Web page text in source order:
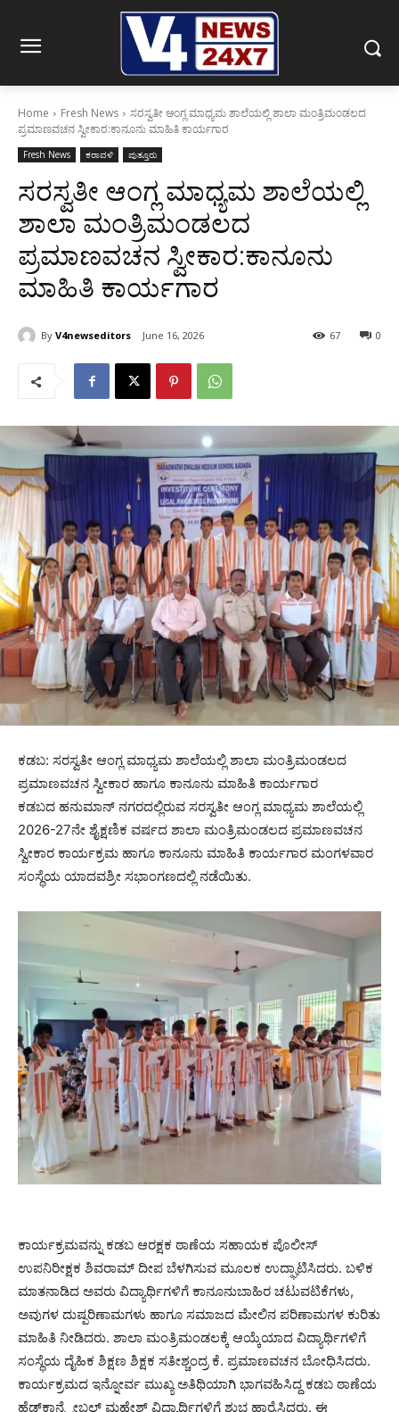
Home Fresh News
ಸರಸ್ವತೀ ಆಂಗ್ಲ ಮಾಧ್ಯಮ ಶಾಲೆಯಲ್ಲಿ ಶಾಲಾ ಮಂತ್ರಿಮಂಡಲದ
ಪ್ರಮಾಣವಚನ ಸ್ವೀಕಾರ:ಕಾನೂನು ಮಾಹಿತಿ ಕಾರ್ಯಗಾರ
Fresh News ಕರಾವಳಿ ಪುತ್ತೂರು
ಸರಸ್ವತೀ ಆಂಗ್ಲ ಮಾಧ್ಯಮ ಶಾಲೆಯಲ್ಲಿ
ಶಾಲಾ ಮಂತ್ರಿಮಂಡಲದ
ಪ್ರಮಾಣವಚನ ಸ್ವೀಕಾರ:ಕಾನೂನು
ಮಾಹಿತಿ ಕಾರ್ಯಗಾರ
By V4newseditors June 16, 2026 0
67
ಕಡಬ: ಸರಸ್ವತೀ ಆಂಗ್ಲ ಮಾಧ್ಯಮ ಶಾಲೆಯಲ್ಲಿ ಶಾಲಾ ಮಂತ್ರಿಮಂಡಲದ
ಪ್ರಮಾಣವಚನ ಸ್ವೀಕಾರ ಹಾಗೂ ಕಾನೂನು ಮಾಹಿತಿ ಕಾರ್ಯಗಾರ
ಕಡಬದ ಹನುಮಾನ್ ನಗರದಲ್ಲಿರುವ ಸರಸ್ವತೀ ಆಂಗ್ಲ ಮಾಧ್ಯಮ ಶಾಲೆಯಲ್ಲಿ
2026-27ನೇ ಶೈಕ್ಷಣಿಕ ವರ್ಷದ ಶಾಲಾ ಮಂತ್ರಿಮಂಡಲದ ಪ್ರಮಾಣವಚನ
ಸ್ವೀಕಾರ ಕಾರ್ಯಕ್ರಮ ಹಾಗೂ ಕಾನೂನು ಮಾಹಿತಿ ಕಾರ್ಯಗಾರ ಮಂಗಳವಾರ
ಸಂಸ್ಥೆಯ ಯಾದವಶ್ರೀ ಸಭಾಂಗಣದಲ್ಲಿ ನಡೆಯಿತು.
ಕಾರ್ಯಕ್ರಮವನ್ನು ಕಡಬ ಆರಕ್ಷಕ ಠಾಣೆಯ ಸಹಾಯಕ ಪೊಲೀಸ್
ಉಪನಿರೀಕ್ಷಕ ಶಿವರಾಮ್ ದೀಪ ಬೆಳಗಿಸುವ ಮೂಲಕ ಉದ್ಘಾಟಿಸಿದರು. ಬಳಿಕ
ಮಾತನಾಡಿದ ಅವರು ವಿದ್ಯಾರ್ಥಿಗಳಿಗೆ ಕಾನೂನುಬಾಹಿರ ಚಟುವಟಿಕೆಗಳು,
ಅವುಗಳ ದುಷ್ಪರಿಣಾಮಗಳು ಹಾಗೂ ಸಮಾಜದ ಮೇಲಿನ ಪರಿಣಾಮಗಳ ಕುರಿತು
ಮಾಹಿತಿ ನೀಡಿದರು. ಶಾಲಾ ಮಂತ್ರಿಮಂಡಲಕ್ಕೆ ಆಯ್ಕೆಯಾದ ವಿದ್ಯಾರ್ಥಿಗಳಿಗೆ
ಸಂಸ್ಥೆಯ ದೈಹಿಕ ಶಿಕ್ಷಣ ಶಿಕ್ಷಕ ಸತೀಶ್ಚಂದ್ರ ಕೆ. ಪ್ರಮಾಣವಚನ ಬೋಧಿಸಿದರು.
ಕಾರ್ಯಕ್ರಮದ ಇನ್ನೋರ್ವ ಮುಖ್ಯ ಅತಿಥಿಯಾಗಿ ಭಾಗವಹಿಸಿದ್ದ ಕಡಬ ಠಾಣೆಯ
ಹೆಡ್‌ಕಾನ್ಸ್ಟೇಬಲ್ ಮಹೇಶ್ ವಿದ್ಯಾರ್ಥಿಗಳಿಗೆ ಶುಭ ಹಾರೈಸಿದರು. ಈ